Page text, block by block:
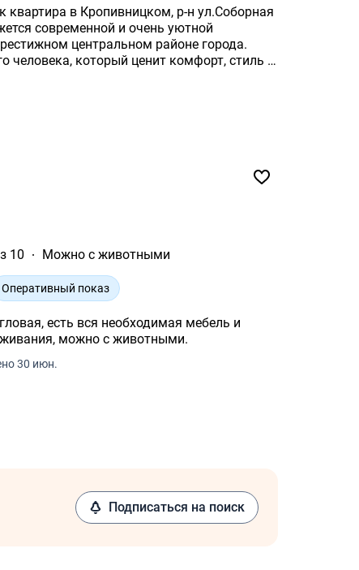
квартира в Кропивницком, р-н ул.Соборная
центральном районе города.
человека, который ценит комфорт, стиль и
10 Можно с животными
Оперативный показ
есть вся необходимая мебель и
можно с животными.
30 июн.
Подписаться на поиск